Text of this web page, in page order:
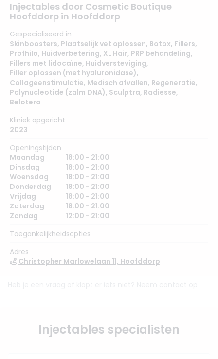
Injectables door Cosmetic Boutique
Hoofddorp in Hoofddorp
Gespecialiseerd in
Skinboosters, Plaatselijk vet oplossen, Botox, Fillers,
Profhilo, Huidverbetering, XL Hair, PRP behandeling,
Fillers met lidocaïne, Huidversteviging,
Filler oplossen (met hyaluronidase),
Collageenstimulatie, Medisch afvallen, Regeneratie,
Polynucleotide (zalm DNA), Sculptra, Radiesse,
Belotero
Kliniek opgericht
2023
Openingstijden
Maandag
18:00 - 21:00
Dinsdag
18:00 - 21:00
Woensdag
18:00 - 21:00
Donderdag
18:00 - 21:00
Vrijdag
18:00 - 21:00
Zaterdag
18:00 - 21:00
Zondag
12:00 - 21:00
Toegankelijkheidsopties
Adres
Christopher Marlowelaan 11, Hoofddorp
Injectables specialisten